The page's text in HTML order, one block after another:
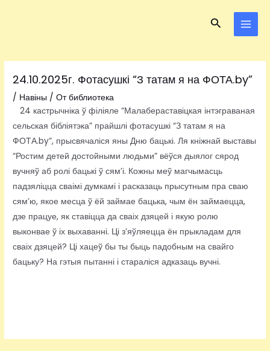
Поиск
24.10.2025г. Фотасушкі “З татам я на ФОТА.by”
/ Навіны / Отбиблиотека
24 кастрычніка ў філіяле “Малабераставіцкая інтэграваная
сельская бібліятэка” прайшлі фотасушкі “З татам я на
ФОТА.by”, прысвячаліся яны Дню бацькі. Ля кніжнай выставы
“Ростим детей достойными людьми” вёўся дыялог сярод
вучняў аб ролі бацькі ў сям’і. Кожны меў магчымасць
падзяліцца сваімі думкамі і расказаць прысутным пра сваю
сям’ю, якое месца ў ёй займае бацька, чым ён займаецца,
дзе працуе, як ставіцца да сваіх дзяцей і якую ролю
выконвае ў іх выхаванні. Ці з’яўляецца ён прыкладам для
сваіх дзяцей? Ці хацеў бы ты быць падобным на свайго
бацьку? На гэтыя пытанні і стараліся адказаць вучні.